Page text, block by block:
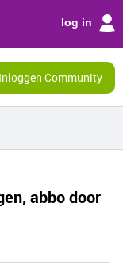
log in
Inloggen Community
abbo door